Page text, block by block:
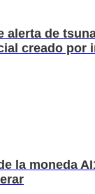
alerta de
creado por
la moneda